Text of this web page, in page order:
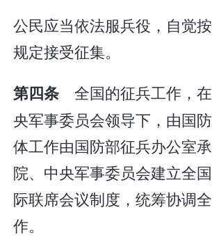
公民应当依法服兵役，自觉
规定接受征集。
第四条 全国的征兵工作，
央军事委员会领导下，由国
体工作由国防部征兵办公室
院、中央军事委员会建立全
际联席会议制度，统筹协调
作。